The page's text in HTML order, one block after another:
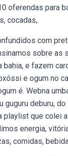
oferendas para
cocadas,.
com
sobre
bahia, e fazem
e ogum no
é. Webna
guguru deburu,
playlist que colei
energia,
comidas,